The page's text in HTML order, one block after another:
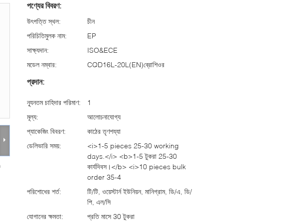
পণ্যের বিবরণ:
উৎপত্তি স্থল:
চীন
পরিচিতিমুলক নাম:
EP
সাক্ষ্যদান:
ISO&ECE
মডেল নম্বার:
CQD16L-20L(EN)ব্রোশিওর
প্রদান:
ন্যূনতম চাহিদার পরিমাণ:
1
মূল্য:
আলোচনাযোগ্য
প্যাকেজিং বিবরণ:
কাঠের তৃণশয্যা
ডেলিভারি সময়:
<i>1-5 pieces 25-30 working
days.</i> <b>1-5 টুকরা 25-30
কার্যদিবস।</b> <i>10 pieces bulk
order 35-4
পরিশোধের শর্ত:
টি/টি, ওয়েস্টার্ন ইউনিয়ন, মানিগ্রাম, ডি/এ, ডি/
পি, এল/সি
যোগানের ক্ষমতা:
প্রতি মাসে 30 টুকরা